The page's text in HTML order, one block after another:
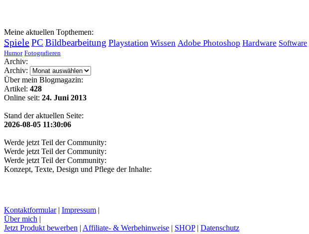
Meine aktuellen Topthemen:
SpielePC Bildbearbeitung Playstation Wissen Adobe Photoshop Hardware Software
Humor Fotografieren
Archiv:
Archiv:
Über mein Blogmagazin:
Artikel: 428
Online seit: 24. Juni 2013
Stand der aktuellen Seite:
2026-08-05 11:30:06
Werde jetzt Teil der Community:
Werde jetzt Teil der Community:
Werde jetzt Teil der Community:
Konzept, Texte, Design und Pflege der Inhalte:
Kontaktformular| Impressum |
Über mich |
Jetzt Produkt bewerben | Affiliate- & Werbehinweise | SHOP| Datenschutz